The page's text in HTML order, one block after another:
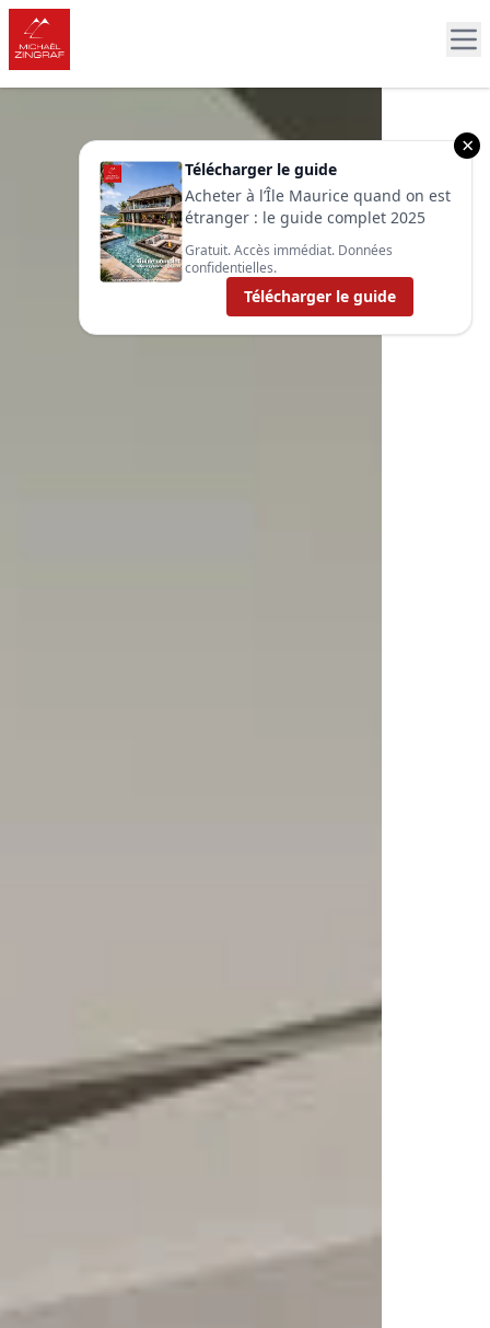
×
Télécharger le guide
Acheter à l’Île Maurice quand on est
étranger : le guide complet 2025
Gratuit. Accès immédiat. Données
confidentielles.
Télécharger le guide